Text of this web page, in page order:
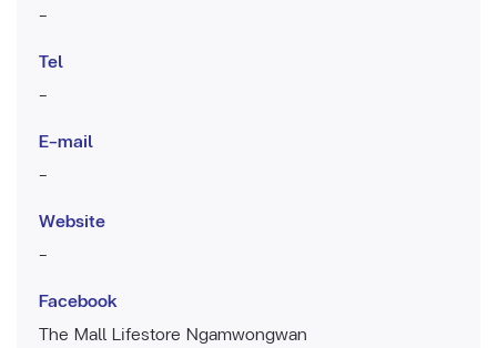
-
Tel
-
E-mail
-
Website
-
Facebook
The Mall Lifestore Ngamwongwan